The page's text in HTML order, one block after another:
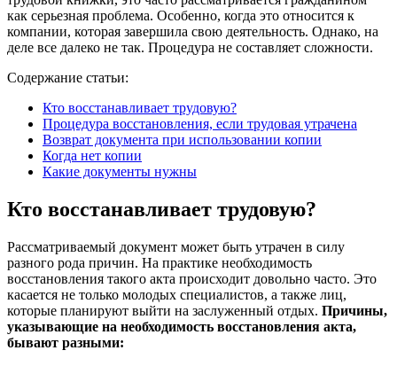
как серьезная проблема. Особенно, когда это относится к
компании, которая завершила свою деятельность. Однако, на
деле все далеко не так. Процедура не составляет сложности.
Содержание статьи:
Кто восстанавливает трудовую?
Процедура восстановления, если трудовая утрачена
Возврат документа при использовании копии
Когда нет копии
Какие документы нужны
Кто восстанавливает трудовую?
Рассматриваемый документ может быть утрачен в силу
разного рода причин. На практике необходимость
восстановления такого акта происходит довольно часто. Это
касается не только молодых специалистов, а также лиц,
которые планируют выйти на заслуженный отдых. Причины,
указывающие на необходимость восстановления акта,
бывают разными: